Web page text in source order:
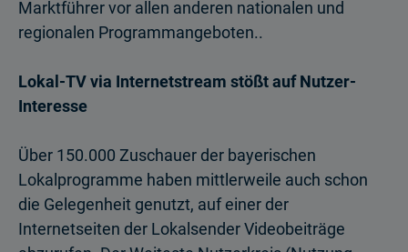
Marktführer vor allen anderen nationalen und
regionalen Programmangeboten..
Lokal-TV via Internetstream stößt auf Nutzer-
Interesse
Über 150.000 Zuschauer der bayerischen
Lokalprogramme haben mittlerweile auch schon
die Gelegenheit genutzt, auf einer der
Internetseiten der Lokalsender Videobeiträge